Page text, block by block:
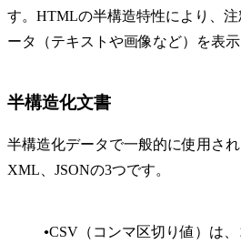
す。HTMLの半構造特性により、
ータ（テキストや画像など）を表示
半構造化文書
半構造化データで一般的に使用され
XML、JSONの3つです。
CSV（コンマ区切り値）は